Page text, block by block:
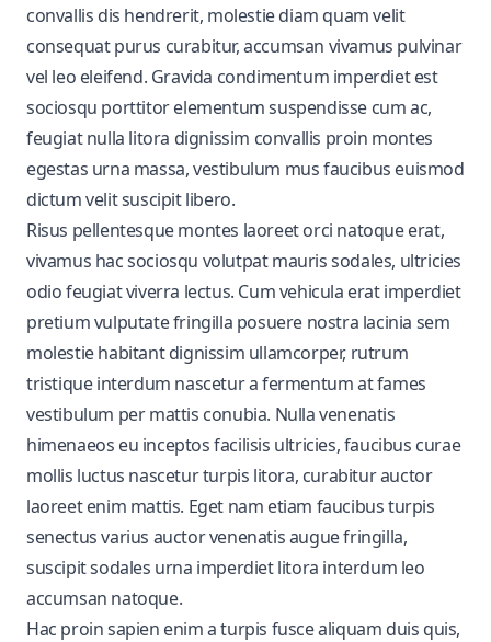
convallis dis hendrerit, molestie diam quam velit
consequat purus curabitur, accumsan vivamus pulvinar
vel leo eleifend. Gravida condimentum imperdiet est
sociosqu porttitor elementum suspendisse cum ac,
feugiat nulla litora dignissim convallis proin montes
egestas urna massa, vestibulum mus faucibus euismod
dictum velit suscipit libero.
Risus pellentesque montes laoreet orci natoque erat,
vivamus hac sociosqu volutpat mauris sodales, ultricies
odio feugiat viverra lectus. Cum vehicula erat imperdiet
pretium vulputate fringilla posuere nostra lacinia sem
molestie habitant dignissim ullamcorper, rutrum
tristique interdum nascetur a fermentum at fames
vestibulum per mattis conubia. Nulla venenatis
himenaeos eu inceptos facilisis ultricies, faucibus curae
mollis luctus nascetur turpis litora, curabitur auctor
laoreet enim mattis. Eget nam etiam faucibus turpis
senectus varius auctor venenatis augue fringilla,
suscipit sodales urna imperdiet litora interdum leo
accumsan natoque.
Hac proin sapien enim a turpis fusce aliquam duis quis,